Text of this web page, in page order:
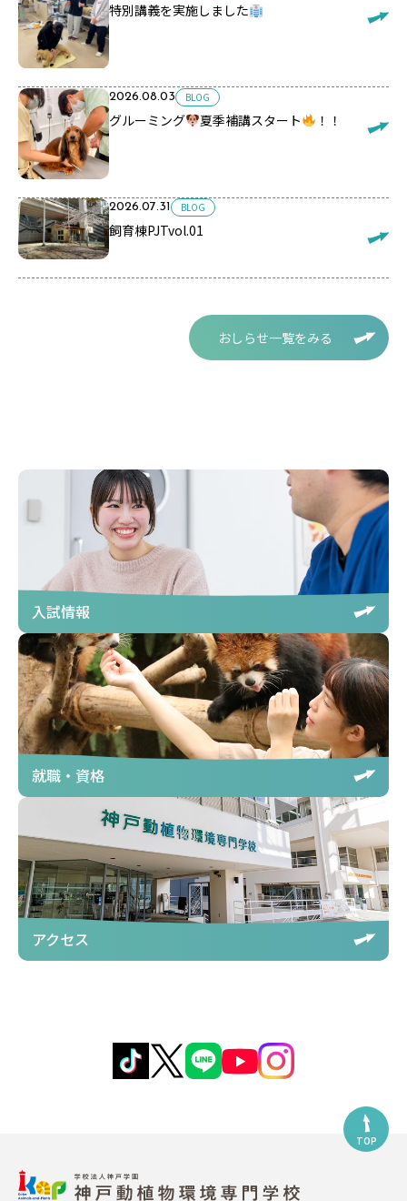
特別講義を実施しました
2026.08.03 BLOG
グルーミング 夏季補講スタート ！！
2026.07.31 BLOG
飼育棟PJTvol.01
おしらせ一覧をみる
入試情報
就職・資格
アクセス
TOP